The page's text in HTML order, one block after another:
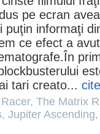
pe ecran
puţin informaţi
ce efect a
.În
tari creato...
, The Matrix
, Jupiter Ascending